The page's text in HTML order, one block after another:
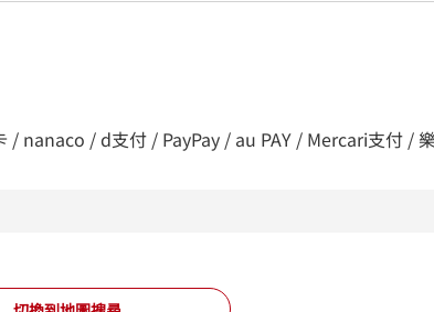
nanaco / d支付 / PayPay / au PAY / Mercari支付 /